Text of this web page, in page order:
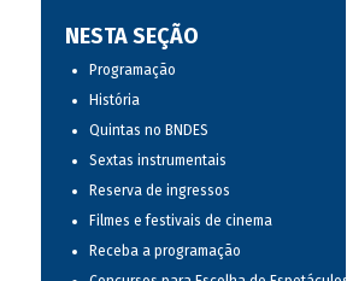
NESTA SEÇÃO
Programação
História
Quintas no BNDES
Sextas instrumentais
Reserva de ingressos
Filmes e festivais de cinema
Receba a programação